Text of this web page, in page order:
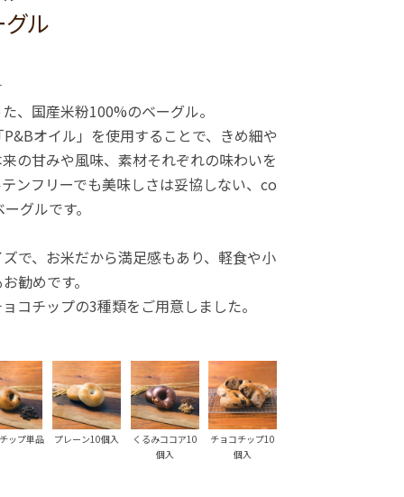
ル
、国産米粉100%のベーグル。
オイル」を使用することで、きめ細や
の甘みや風味、素材それぞれの味わいを
ンフリーでも美味しさは妥協しない、co
グルです。
で、お米だから満足感もあり、軽食や小
勧めです。
コチップの3種類をご用意しました。
ップ単品 プレーン10個入
くるみココア10
個入
チョコチップ10
個入